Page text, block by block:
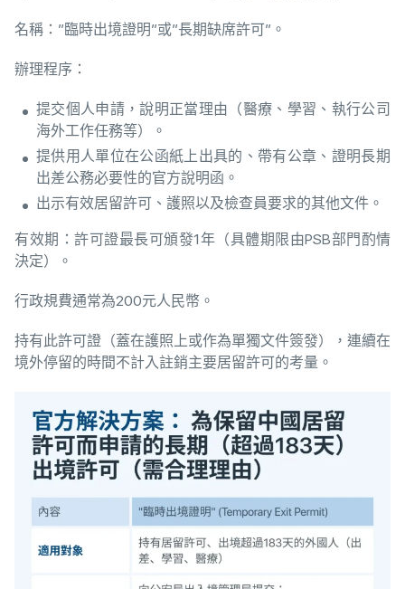
名稱：”臨時出境證明”或”長期缺席許可”。
辦理程序：
提交個人申請，說明正當理由（醫療、學習、執行公司
海外工作任務等）。
提供用人單位在公函紙上出具的、帶有公章、證明長期
出差公務必要性的官方說明函。
出示有效居留許可、護照以及檢查員要求的其他文件。
有效期：許可證最長可頒發1年（具體期限由PSB部門酌情
決定）。
行政規費通常為200元人民幣。
持有此許可證（蓋在護照上或作為單獨文件簽發），連續在
境外停留的時間不計入註銷主要居留許可的考量。